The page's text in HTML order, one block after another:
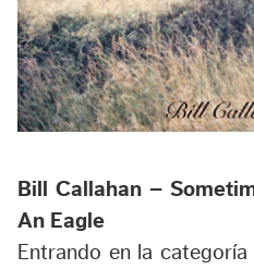
Bill Callahan –
An Eagle
Entrando en la